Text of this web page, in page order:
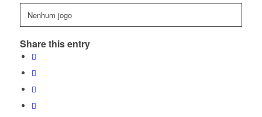
Nenhum jogo
Share this entry